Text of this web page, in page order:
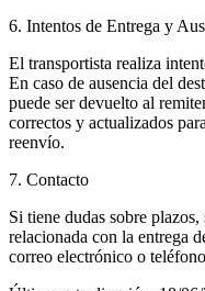
6. Intentos de Entrega y
El transportista realiza
En caso de ausencia del
puede ser devuelto al
correctos y actualizados
reenvío.
7. Contacto
Si tiene dudas sobre
relacionada con la entrega
correo electrónico o